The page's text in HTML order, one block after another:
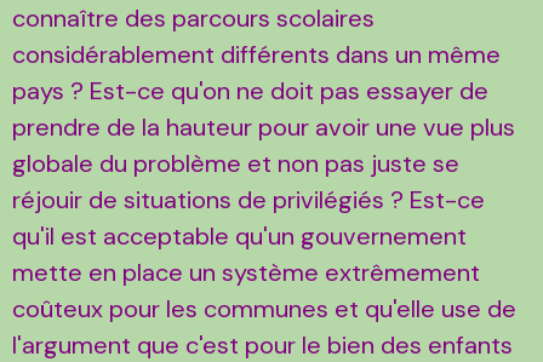
connaître des parcours scolaires
considérablement différents dans un même
pays ? Est-ce qu'on ne doit pas essayer de
prendre de la hauteur pour avoir une vue plus
globale du problème et non pas juste se
réjouir de situations de privilégiés ? Est-ce
qu'il est acceptable qu'un gouvernement
mette en place un système extrêmement
coûteux pour les communes et qu'elle use de
l'argument que c'est pour le bien des enfants